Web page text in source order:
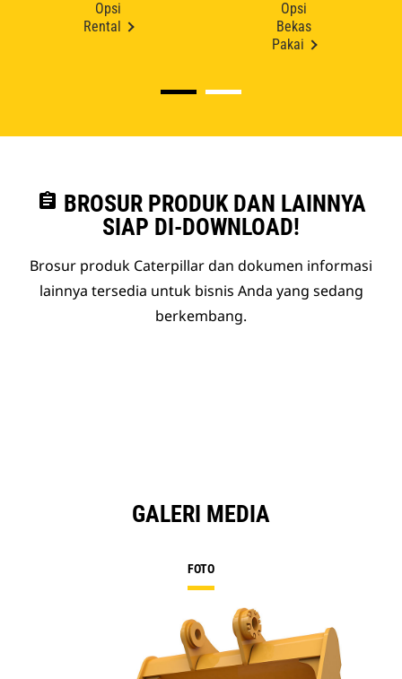
Opsi
Rental
Opsi
Bekas
Pakai
assignment BROSUR PRODUK DAN LAINNYA
SIAP DI-DOWNLOAD!
Brosur produk Caterpillar dan dokumen informasi
lainnya tersedia untuk bisnis Anda yang sedang
berkembang.
GALERI MEDIA
FOTO